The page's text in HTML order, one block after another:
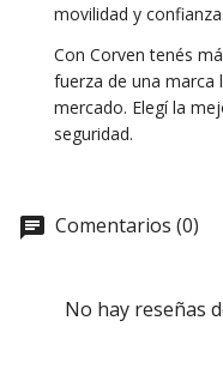
movilidad y confianza.
Con Corven tenés
fuerza de una marca
mercado. Elegí la
seguridad.
Comentarios (0)
No hay reseñas